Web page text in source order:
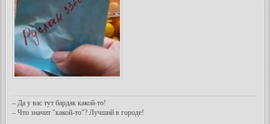
– Да у вас тут бардак какой-то!
– Что значит "какой-то"? Лучший в городе!